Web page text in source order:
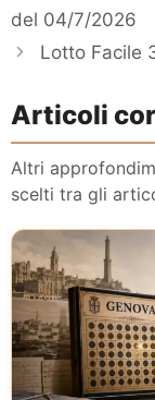
del 04/7/2026
Lotto Facile
Articoli
Altri
scelti tra gli